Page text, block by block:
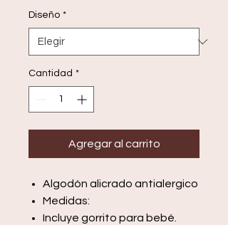
Diseño *
Cantidad *
Agregar al carrito
Algodón alicrado antialergico
Medidas:
Incluye gorrito para bebé.